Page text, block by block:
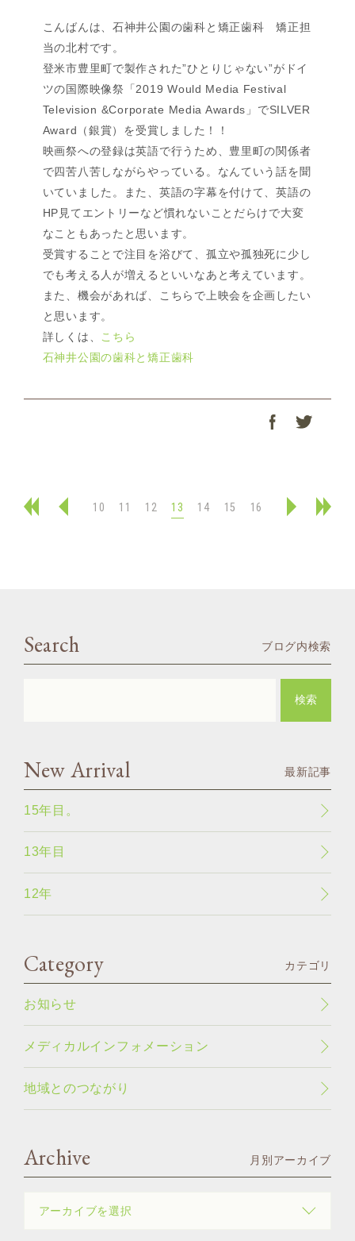
こんばんは、石神井公園の歯科と矯正歯科 矯正担
当の北村です。
登米市豊里町で製作された”ひとりじゃない”がドイ
ツの国際映像祭「2019 Would Media Festival
Television &Corporate Media Awards」でSILVER
Award（銀賞）を受賞しました！！
映画祭への登録は英語で行うため、豊里町の関係者
で四苦八苦しながらやっている。なんていう話を聞
いていました。また、英語の字幕を付けて、英語の
HP見てエントリーなど慣れないことだらけで大変
なこともあったと思います。
受賞することで注目を浴びて、孤立や孤独死に少し
でも考える人が増えるといいなあと考えています。
また、機会があれば、こちらで上映会を企画したい
と思います。
詳しくは、
こちら
石神井公園の歯科と矯正歯科
10 11 12 13 14 15 16
Search ブログ内検索
New Arrival 最新記事
15年目。
13年目
12年
Category カテゴリ
お知らせ
メディカルインフォメーション
地域とのつながり
Archive 月別アーカイブ